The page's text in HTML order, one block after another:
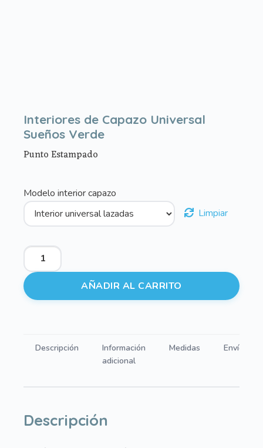
Interiores de Capazo Universal
Sueños Verde
Punto Estampado
Modelo interior capazo
Limpiar
Interiores
de
Capazo
Universal
AÑADIR AL CARRITO
Descripción
Información
adicional
Medidas Envíos
Descripción